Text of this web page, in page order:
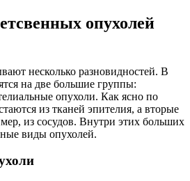
опухолей
несколько разновидностей. В
на две большие группы:
опухоли. Как ясно по
из тканей эпителия, а вторые
из сосудов. Внутри этих больших
виды опухолей.